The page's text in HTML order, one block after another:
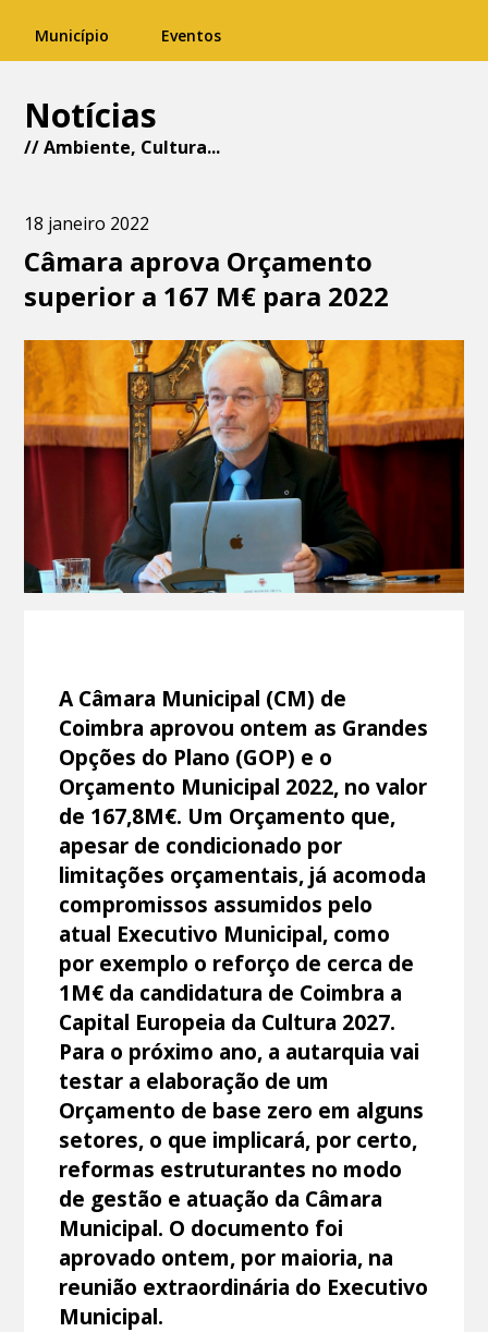
Município Eventos
Notícias
//Ambiente, Cultura...
18 janeiro 2022
Câmara aprova Orçamento
superior a 167 M€ para 2022
A Câmara Municipal (CM) de
Coimbra aprovou ontem as Grandes
Opções do Plano (GOP) e o
Orçamento Municipal 2022, no valor
de 167,8M€. Um Orçamento que,
apesar de condicionado por
limitações orçamentais, já acomoda
compromissos assumidos pelo
atual Executivo Municipal, como
por exemplo o reforço de cerca de
1M€ da candidatura de Coimbra a
Capital Europeia da Cultura 2027.
Para o próximo ano, a autarquia vai
testar a elaboração de um
Orçamento de base zero em alguns
setores, o que implicará, por certo,
reformas estruturantes no modo
de gestão e atuação da Câmara
Municipal. O documento foi
aprovado ontem, por maioria, na
reunião extraordinária do Executivo
Municipal.